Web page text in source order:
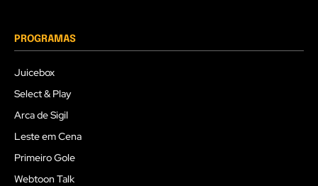
PROGRAMAS
Juicebox
Select & Play
Arca de Sigil
Leste em Cena
Primeiro Gole
Webtoon Talk